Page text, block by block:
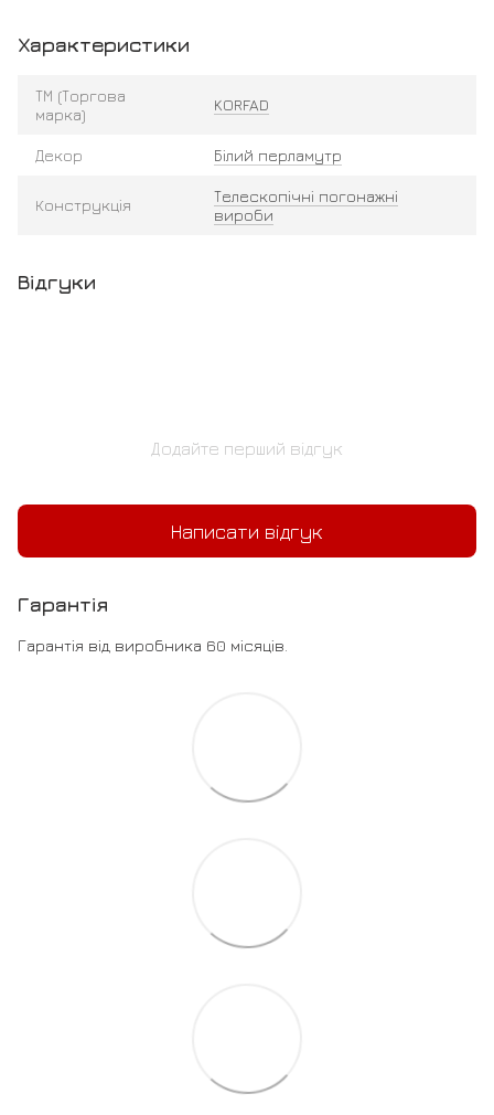
Характеристики
ТМ (Торгова
марка)
KORFAD
Декор Білий перламутр
Конструкція
Телескопічні погонажні
вироби
Відгуки
Додайте перший відгук
Написати відгук
Гарантія
Гарантія від виробника 60 місяців.